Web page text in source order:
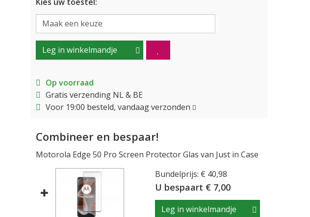
Leg in winkelmandje
Op voorraad
Gratis verzending NL & BE
Voor 19:00 besteld, vandaag verzonden
Combineer en bespaar!
Motorola Edge 50 Pro Screen Protector Glas van Just in Case
Bundelprijs: € 40,98
U bespaart € 7,00
Leg in winkelmandje